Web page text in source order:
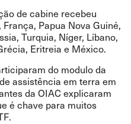
de cabine recebeu
Papua Nova Guiné,
Turquia, Níger, Líbano,
Eritreia e México.
do modulo da
assistência em terra em
da OIAC explicaram
é chave para muitos